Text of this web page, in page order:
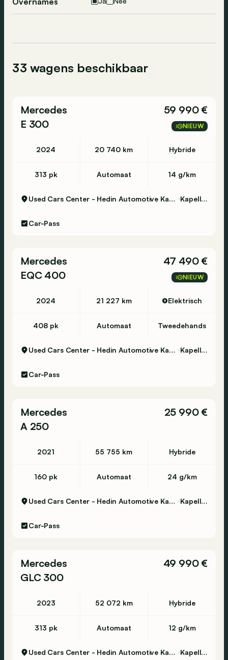
33 wagens beschikbaar
Mercedes
E 300
59 990 €
NIEUW
2024 20 740 km Hybride
313 pk Automaat 14 g/km
Used Cars Center - Hedin Automotive Kapellen Kapellen
Car-Pass
Mercedes
EQC 400
47 490 €
NIEUW
2024 21 227 km Elektrisch
408 pk Automaat Tweedehands
Used Cars Center - Hedin Automotive Kapellen Kapellen
Car-Pass
Mercedes
A 250
25 990 €
2021 55 755 km Hybride
160 pk Automaat 24 g/km
Used Cars Center - Hedin Automotive Kapellen Kapellen
Car-Pass
Mercedes
GLC 300
49 990 €
2023 52 072 km Hybride
313 pk Automaat 12 g/km
Used Cars Center - Hedin Automotive Kapellen Kapellen